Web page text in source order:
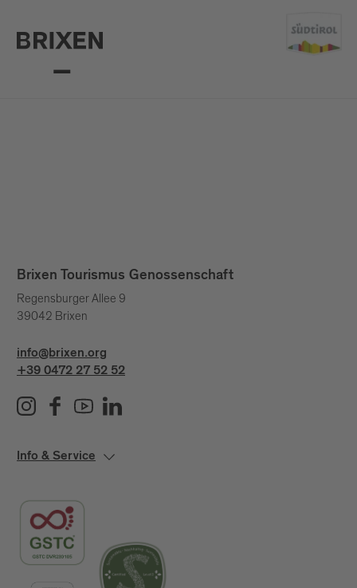
Brixen Tourismus Genossenschaft
Regensburger Allee 9
39042 Brixen
info@brixen.org
+39 0472 27 52 52
Info & Service